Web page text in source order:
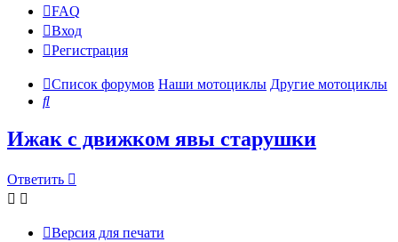
FAQ
Вход
Регистрация
Список форумов Наши мотоциклы Другие мотоциклы
Поиск
Ижак с движком явы старушки
Ответить
Версия для печати